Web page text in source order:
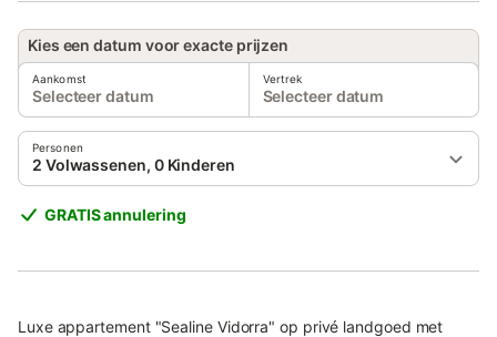
Kies een datum voor exacte prijzen
Aankomst
Selecteer datum
Vertrek
Selecteer datum
Personen
2 Volwassenen, 0 Kinderen
GRATIS annulering
Luxe appartement "Sealine Vidorra" op privé landgoed met